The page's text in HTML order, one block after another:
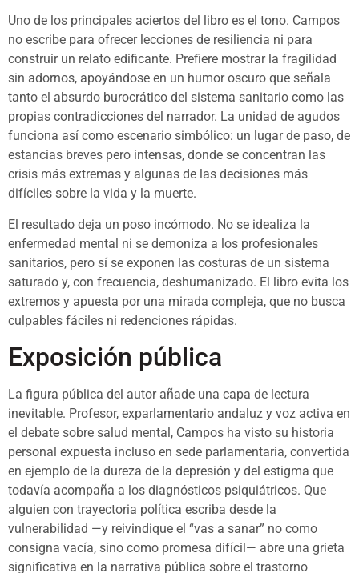
Uno de los principales aciertos del libro es el tono. Campos
no escribe para ofrecer lecciones de resiliencia ni para
construir un relato edificante. Prefiere mostrar la fragilidad
sin adornos, apoyándose en un humor oscuro que señala
tanto el absurdo burocrático del sistema sanitario como las
propias contradicciones del narrador. La unidad de agudos
funciona así como escenario simbólico: un lugar de paso, de
estancias breves pero intensas, donde se concentran las
crisis más extremas y algunas de las decisiones más
difíciles sobre la vida y la muerte.
El resultado deja un poso incómodo. No se idealiza la
enfermedad mental ni se demoniza a los profesionales
sanitarios, pero sí se exponen las costuras de un sistema
saturado y, con frecuencia, deshumanizado. El libro evita los
extremos y apuesta por una mirada compleja, que no busca
culpables fáciles ni redenciones rápidas.
Exposición pública
La figura pública del autor añade una capa de lectura
inevitable. Profesor, exparlamentario andaluz y voz activa en
el debate sobre salud mental, Campos ha visto su historia
personal expuesta incluso en sede parlamentaria, convertida
en ejemplo de la dureza de la depresión y del estigma que
todavía acompaña a los diagnósticos psiquiátricos. Que
alguien con trayectoria política escriba desde la
vulnerabilidad —y reivindique el “vas a sanar” no como
consigna vacía, sino como promesa difícil— abre una grieta
significativa en la narrativa pública sobre el trastorno